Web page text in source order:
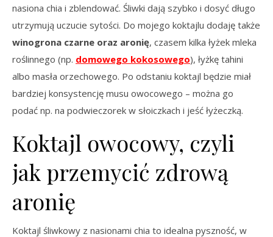
nasiona chia i zblendować. Śliwki dają szybko i dosyć długo
utrzymują uczucie sytości. Do mojego koktajlu dodaję także
winogrona czarne oraz aronię, czasem kilka łyżek mleka
roślinnego (np. domowego kokosowego), łyżkę tahini
albo masła orzechowego. Po odstaniu koktajl będzie miał
bardziej konsystencję musu owocowego – można go
podać np. na podwieczorek w słoiczkach i jeść łyżeczką.
Koktajl owocowy, czyli
jak przemycić zdrową
aronię
Koktajl śliwkowy z nasionami chia to idealna pyszność, w